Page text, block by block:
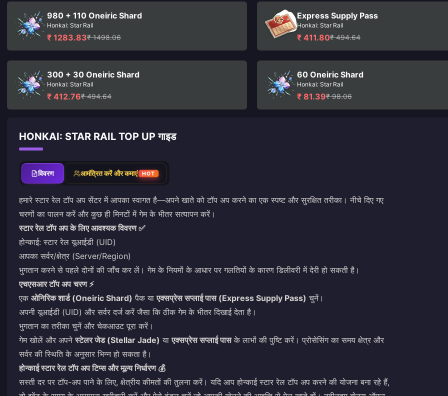
980 + 110 Oneiric Shard
Honkai: Star Rail
₹ 1283.83₹ 1498.06
Express Supply Pass
Honkai: Star Rail
₹ 411.80₹ 494.64
300 + 30 Oneiric Shard
Honkai: Star Rail
₹ 412.76₹ 494.64
60 Oneiric Shard
Honkai: Star Rail
₹ 81.39₹ 98.06
HONKAI: STAR RAIL TOP UP गाइड
विवरण आमंत्रित करें और कमाएं HOT
हमारे स्टार रेल टॉप अप सेंटर में आपका स्वागत है—अपने खाते को टॉप अप करने का एक स्पष्ट और सुरक्षित तरीका। नीचे दिए गए
चरणों का पालन करें और कुछ ही मिनटों में गेम के भीतर सत्यापन करें।
स्टार रेल टॉप अप के लिए आवश्यक विवरण ✅
होन्काई: स्टार रेल यूआईडी (UID)
आपका सर्वर/क्षेत्र (Server/Region)
भुगतान करने से पहले दोनों की जाँच कर लें। गेम के नियमों के आधार पर गलतियों के कारण डिलीवरी में देरी हो सकती है।
एचएसआर टॉप अप चरण ⚡
एक ओनिरिक शार्ड (Oneiric Shard) पैक याएक्सप्रेस सप्लाई पास (Express Supply Pass) चुनें।
अपनी यूआईडी (UID) और सर्वर दर्ज करें जैसा कि ठीक गेम के भीतर दिखाई देता है।
भुगतान का तरीका चुनें और चेकआउट पूरा करें।
गेम खोलें और अपनेस्टेलर जेड (Stellar Jade) याएक्सप्रेस सप्लाई पासके लाभों की पुष्टि करें। प्रोसेसिंग का समय क्षेत्र और
सर्वर की स्थिति के अनुसार भिन्न हो सकता है।
होन्काई स्टार रेल टॉप अप टिप्स और मूल्य निर्धारण 💰
सस्ती दर पर टॉप-अप पाने के लिए, क्षेत्रीय कीमतों की तुलना करें। यदि आप होन्काई स्टार रेल टॉप अप करने की योजना बना रहे हैं,